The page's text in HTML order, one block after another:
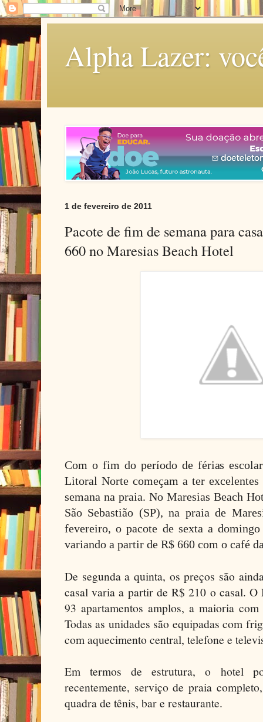
Alpha Lazer:
1 de fevereiro de 2011
Pacote de fim de semana para
660 no Maresias Beach Hotel
Com o fim do período de férias
Litoral Norte começam a ter
semana na praia. No Maresias Beach
São Sebastião (SP), na praia de
fevereiro, o pacote de sexta a
variando a partir de R$ 660 com o café
De segunda a quinta, os preços são
casal varia a partir de R$ 210 o casal. O
93 apartamentos amplos, a maioria
Todas as unidades são equipadas com
com aquecimento central, telefone e
Em termos de estrutura, o hotel
recentemente, serviço de praia
quadra de tênis, bar e restaurante.